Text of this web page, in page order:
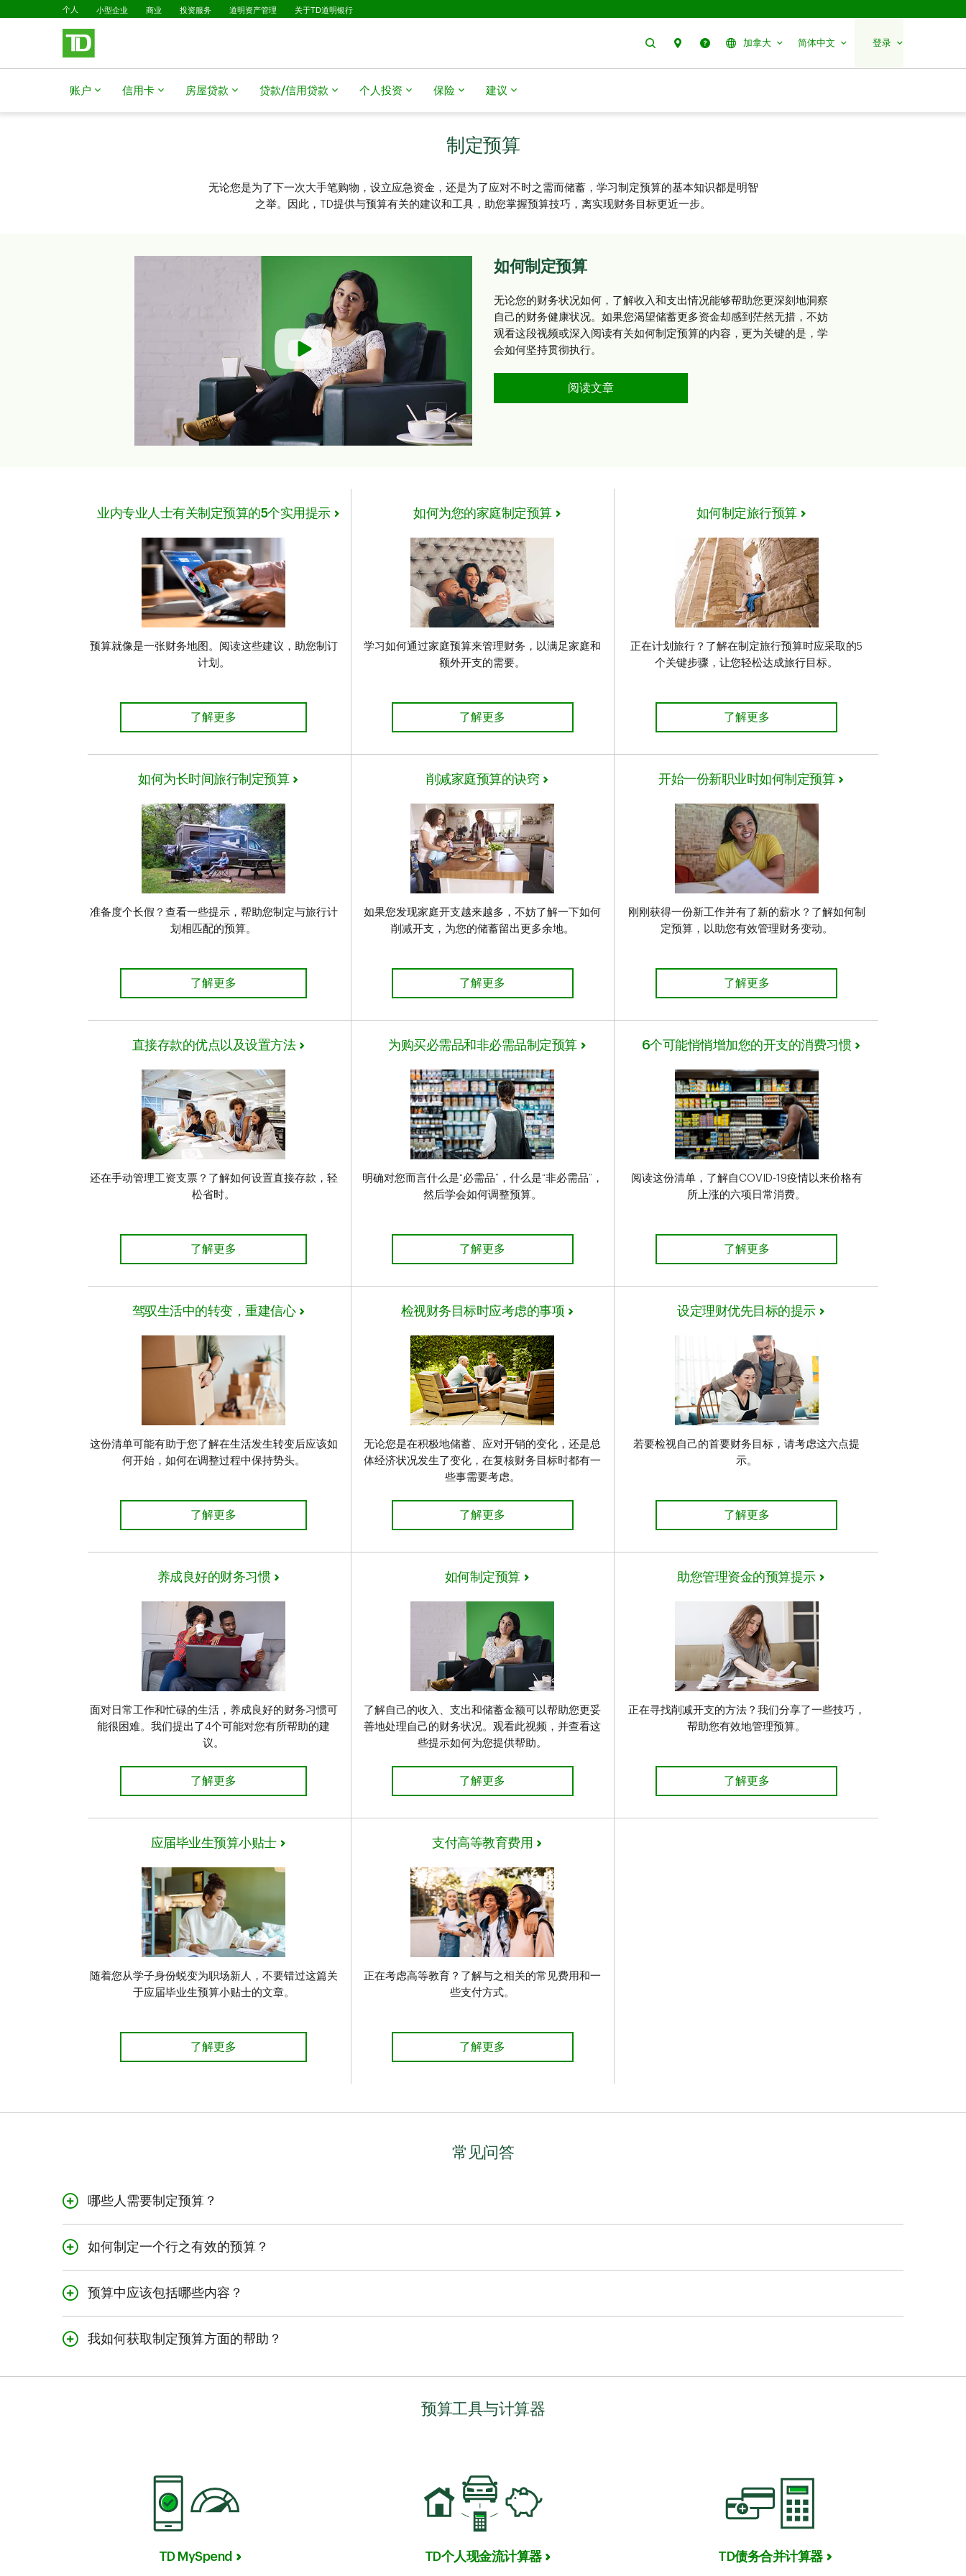
跳转到主要内容
个人 已选择小型企业 商业 投资服务 道明资产管理 关于TD道明银行
搜索 分行预约帮助 加拿大 简体中文 登录
账户 信用卡 房屋贷款 贷款/信用贷款 个人投资 保险 建议
制定预算
无论您是为了下一次大手笔购物，设立应急资金，还是为了应对不时之需而储蓄，学习制定预算的基本知识都是明智
之举。因此，TD提供与预算有关的建议和工具，助您掌握预算技巧，离实现财务目标更近一步。
如何制定预算
无论您的财务状况如何，了解收入和支出情况能够帮助您更深刻地洞察
自己的财务健康状况。如果您渴望储蓄更多资金却感到茫然无措，不妨
观看这段视频或深入阅读有关如何制定预算的内容，更为关键的是，学
会如何坚持贯彻执行。
阅读文章
业内专业人士有关制定预算的5个实用提示
预算就像是一张财务地图。阅读这些建议，助您制订
计划。
业内专业人士有关制定预算的5个实用提示
了解更多
如何为您的家庭制定预算
学习如何通过家庭预算来管理财务，以满足家庭和
额外开支的需要。
如何为您的家庭制定预算
了解更多
如何制定旅行预算
正在计划旅行？了解在制定旅行预算时应采取的5
个关键步骤，让您轻松达成旅行目标。
如何制定旅行预算
了解更多
如何为长时间旅行制定预算
准备度个长假？查看一些提示，帮助您制定与旅行计
划相匹配的预算。
了解更多
削减家庭预算的诀窍
如果您发现家庭开支越来越多，不妨了解一下如何
削减开支，为您的储蓄留出更多余地。
削减家庭预算的诀窍
了解更多
开始一份新职业时如何制定预算
刚刚获得一份新工作并有了新的薪水？了解如何制
定预算，以助您有效管理财务变动。
开始一份新职业时如何制定预算
了解更多
直接存款的优点以及设置方法
还在手动管理工资支票？了解如何设置直接存款，轻
松省时。
直接存款的优点以及设置方法
了解更多
为购买必需品和非必需品制定预算
明确对您而言什么是“必需品”，什么是“非必需品”，
然后学会如何调整预算。
为购买必需品和非必需品制定预算
了解更多
6个可能悄悄增加您的开支的消费习惯
阅读这份清单，了解自COVID-19疫情以来价格有
所上涨的六项日常消费。
如何储蓄 了解详情
了解更多
驾驭生活中的转变，重建信心
这份清单可能有助于您了解在生活发生转变后应该如
何开始，如何在调整过程中保持势头。
如何开始储蓄 了解详情
了解更多
检视财务目标时应考虑的事项
无论您是在积极地储蓄、应对开销的变化，还是总
体经济状况发生了变化，在复核财务目标时都有一
些事需要考虑。
现在如何为实现您的财务目标储蓄 了解详情
了解更多
设定理财优先目标的提示
若要检视自己的首要财务目标，请考虑这六点提
示。
检视财务目标时应考虑的事项 了解详情
了解更多
养成良好的财务习惯
面对日常工作和忙碌的生活，养成良好的财务习惯可
能很困难。我们提出了4个可能对您有所帮助的建
议。
设定理财优先目标的提示 了解详情
了解更多
如何制定预算
了解自己的收入、支出和储蓄金额可以帮助您更妥
善地处理自己的财务状况。观看此视频，并查看这
些提示如何为您提供帮助。
养成良好的财务习惯 了解详情
了解更多
助您管理资金的预算提示
正在寻找削减开支的方法？我们分享了一些技巧，
帮助您有效地管理预算。
如何制定预算 了解详情
了解更多
应届毕业生预算小贴士
随着您从学子身份蜕变为职场新人，不要错过这篇关
于应届毕业生预算小贴士的文章。
了解更多
支付高等教育费用
正在考虑高等教育？了解与之相关的常见费用和一
些支付方式。
MoneyTalk“2021年报税检查清单”文章 了解详情
了解更多
常见问答
哪些人需要制定预算？
每个人都可以从制定预算中受益。无论您身处人生的哪个阶段，亦或财务状况如何，透彻了解资金的进出将有助于
您更从容地掌握财务大权。
如何制定一个行之有效的预算？
首先，对您的收入、开支和投资进行全面审视。接下来，详细分析您的支出和储蓄。根据需求和愿望调整预算，使
之更符合您的要求。之后，持续追踪监控您的预算，随时根据需要进行微调。务必对自我保持坦诚，严格执行预
预算中应该包括哪些内容？
在预算中，务必考虑税后实际收入、日常开销和投资的具体数额。同时，也要考虑您的需求和愿望，以助您更清晰
地将收入分配到各个类别。
我如何获取制定预算方面的帮助？
获取针对您的个人需求定制的建议。
预算工具与计算器
TD MySpend TD个人现金流计算器 TD债务合并计算器